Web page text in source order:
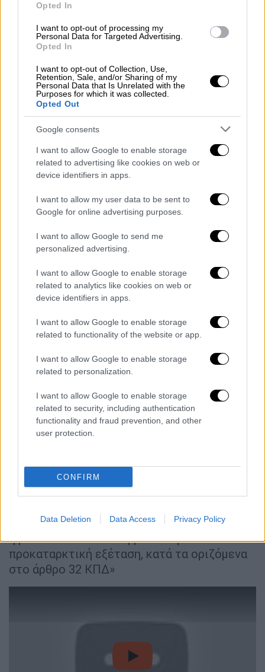
Opted In
I want to opt-out of processing my
Personal Data for Targeted Advertising.
Opted In
I want to opt-out of Collection, Use,
Retention, Sale, and/or Sharing of my
Personal Data that Is Unrelated with the
Purposes for which it was collected.
Opted Out
Google consents
I want to allow Google to enable storage
related to advertising like cookies on web or
device identifiers in apps.
I want to allow my user data to be sent to
Google for online advertising purposes.
I want to allow Google to send me
personalized advertising.
I want to allow Google to enable storage
related to analytics like cookies on web or
device identifiers in apps.
I want to allow Google to enable storage
related to functionality of the website or app.
I want to allow Google to enable storage
related to personalization.
I want to allow Google to enable storage
related to security, including authentication
functionality and fraud prevention, and other
user protection.
CONFIRM
Data Deletion Data Access Privacy Policy
με εικονικό εμβολιασμό και η χωρίς
χρονοτριβή κίνηση της ποινικής δίωξης
κατά των υπαιτίων προσώπων, όταν
Εντοπισμός μεμονωμένων περιπτώσεων
πρέπει να οδηγεί σε ευρύτερο εξονυχιστικό
έλεγχο (με την αρωγή των αρμόδιων
λειτουργών των Υπηρεσιών της αντίστοιχης
Υγειονομικής Περιφέρειας) για ενδεχόμενη
διακρίβωση μεγαλύτερου αριθμού ψευδών
βεβαιώσεων εμβολιασμού στο ίδιο
Εμβολιαστικό Κέντρο ή λειτουργία
«κυκλώματος» παραγωγής τέτοιων
πιστοποιητικών.
Προκειμένου να τηρηθεί ηνομιμότητακαι να
προστατευθεί ηυγεία
θα ήταν και η οιονεί
προληπτική εισαγγελική
δράσημε την (άτυπη) επιτόπια μετάβαση του
Εισαγγελέα ή του εντεταλμένου
Εμβολιαστικό Κέντρο της περιφέρειάς του
για να ενημερωθεί και να γνωρίζει εκ των
προτέρων τα συναφή με τον τρόπο και τα
στάδια της διαδικασίας καταχώρισης των
εμβολιασμών, τις εγγυήσεις αξιοπιστίας του
συστήματος και τις ασφαλιστικές δικλείδες
που αποθαρρύνουν τους επίδοξους δράστες
ύποπτων ενεργειών.
εποπτεύουν συντονιστικά το εν λόγω έργο
των Εισαγγελέων Πρωτοδικών και σε
κατά την κρίση τους, να ενεργούν προσωπικά
ή με κάποιον Αντεισαγγελέα Εφετών
προκαταρκτική εξέταση, κατά τα οριζόμενα
στο άρθρο 32 ΚΠΔ»
video